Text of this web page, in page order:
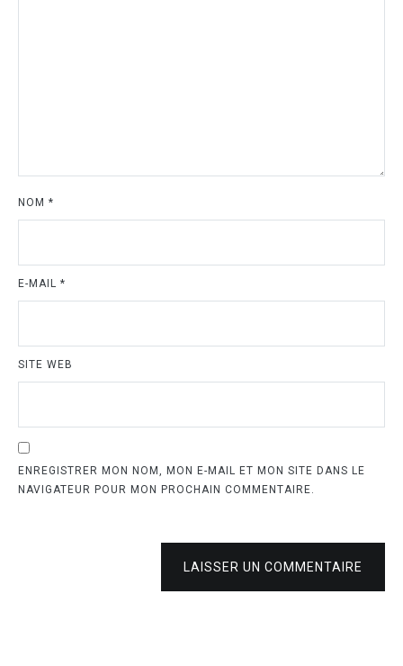
NOM *
E-MAIL *
SITE WEB
ENREGISTRER MON NOM, MON E-MAIL ET MON SITE DANS LE
NAVIGATEUR POUR MON PROCHAIN COMMENTAIRE.
LAISSER UN COMMENTAIRE